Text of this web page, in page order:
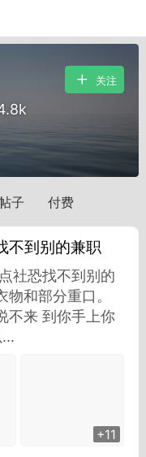
关注
子 付费
不到别的兼职
社恐找不到别的
和部分重口。
不来 到你手上你
+11